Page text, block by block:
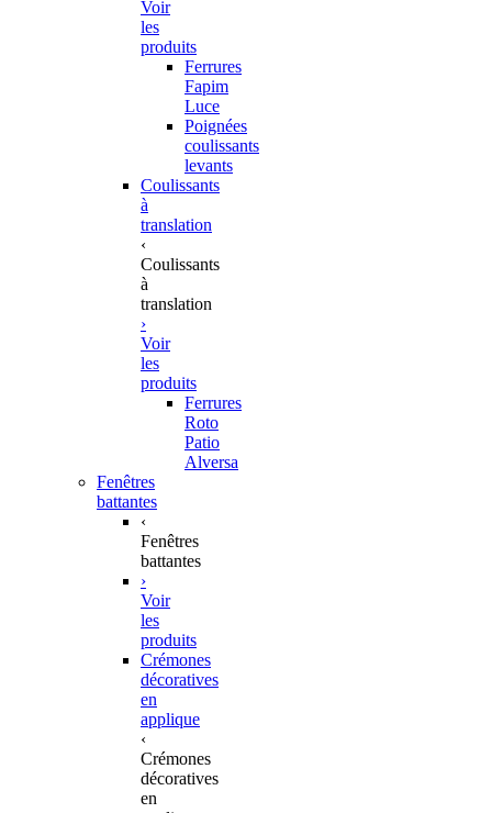
Voir
les
produits
Ferrures
Fapim
Luce
Poignées
coulissants
levants
Coulissants
à
translation
‹
Coulissants
à
translation
›
Voir
les
produits
Ferrures
Roto
Patio
Alversa
Fenêtres
battantes
‹
Fenêtres
battantes
›
Voir
les
produits
Crémones
décoratives
en
applique
‹
Crémones
décoratives
en